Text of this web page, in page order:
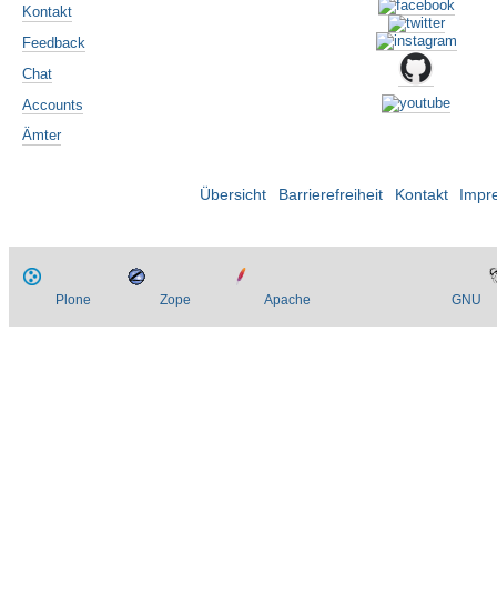
Kontakt
Feedback
Chat
Accounts
Ämter
Übersicht Barrierefreiheit Kontakt
Plone Zope Apache GNU